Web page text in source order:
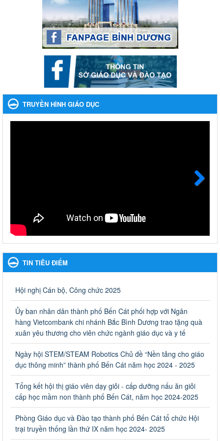
Lần thứ VIII, năm học 2023-2024
Ngày ban hành: 28/12/2023
Phối hợp rà soát nhu cầu tiêm vắc xin phòng Covid 19
Phối hợp rà soát nhu cầu tiêm vắc xin phòng Covid 19
Ngày ban hành: 22/11/2023
Phát động, triển khai Cuộc thi " An toàn giao thông cho nụ
cười ngày mai" dành cho học sinh và giáo viên trung học
năm học 2023-2024
Phát động, triển khai Cuộc thi " An toàn giao thông cho nụ cười
Nhắc nhỡ thực hiện thanh toán không dùng tiền mặt các
khoản thu trong nhà trường năm học 2023-2024 và các năm
Ngày ban hành: 27/09/2023
Hưởng ứng cuộc thi Tìm hiểu Luật Phòng, chống ma túy
Hưởng ứng cuộc thi Tìm hiểu Luật Phòng, chống ma túy
Ngày ban hành: 06/09/2023
bổng, hỗ trợ của Chương trình "Tiếp sức đến trường" năm
học 2023-2024
Về việc thống kê, lập danh sách đề xuất học sinh nhận học bổng,
hỗ trợ của Chương trình "Tiếp sức đến trường" năm học 2023-
2024
Triển khai Kế hoạch Triển khai các hoạt động hưởng ứng
phong trào vệ sinh yêu nước nâng cao sức khỏe nhân dân
năm 2023
Triển khai Kế hoạch Triển khai các hoạt động hưởng ứng phong
trào vệ sinh yêu nước nâng cao sức khỏe nhân dân năm 2023
Ngày ban hành: 10/08/2023
TRUYỀN HÌNH GIÁO DỤC
TIN TIÊU ĐIỂM
Hội nghị Cán bộ, Công chức 2025
Ủy ban nhân dân thành phố Bến Cát phối hợp với Ngân
hàng Vietcombank chi nhánh Bắc Bình Dương trao tặng quà
xuân yêu thương cho viên chức ngành giáo dục và y tế
Ngày hội STEM/STEAM Robotics Chủ đề “Nền tảng cho giáo
dục thông minh” thành phố Bến Cát năm học 2024 - 2025
Tổng kết hội thị giáo viên dạy giỏi - cấp dưỡng nấu ăn giỏi
cấp học mầm non thành phố Bến Cát, năm học 2024-2025
Phòng Giáo dục và Đào tạo thành phố Bến Cát tổ chức Hội
trại truyền thống lần thứ IX năm học 2024- 2025